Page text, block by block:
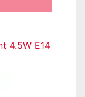
4.5W E14